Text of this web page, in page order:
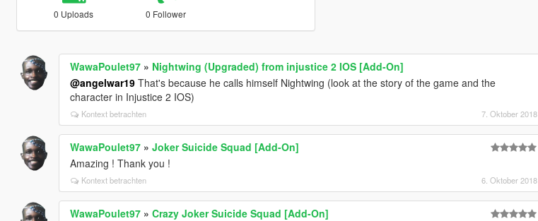
0 Uploads 0 Follower
WawaPoulet97» Nightwing (Upgraded) from injustice 2 IOS [Add-On]
@angelwar19That's because he calls himself Nightwing (look at the story of the game and the
character in Injustice 2 IOS)
Kontext betrachten 7. Oktober 2018
WawaPoulet97» Joker Suicide Squad [Add-On]
Amazing ! Thank you !
Kontext betrachten 6. Oktober 2018
WawaPoulet97» Crazy Joker Suicide Squad [Add-On]